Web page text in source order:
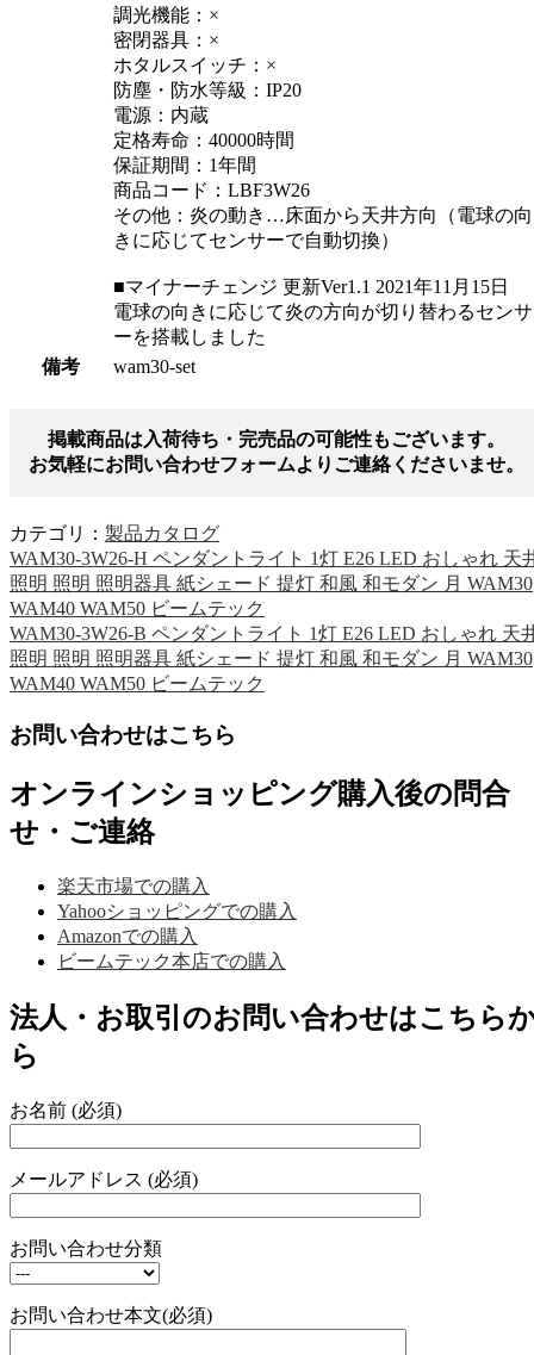
調光機能：×
密閉器具：×
ホタルスイッチ：×
防塵・防水等級：IP20
電源：内蔵
定格寿命：40000時間
保証期間：1年間
商品コード：LBF3W26
その他：炎の動き…床面から天井方向（電球の向
きに応じてセンサーで自動切換）
■マイナーチェンジ 更新Ver1.1 2021年11月15日
電球の向きに応じて炎の方向が切り替わるセンサ
ーを搭載しました
備考
wam30-set
掲載商品は入荷待ち・完売品の可能性もございます。
お気軽にお問い合わせフォームよりご連絡くださいませ。
カテゴリ： 製品カタログ
WAM30-3W26-H ペンダントライト 1灯 E26 LED おしゃれ 天
照明 照明 照明器具 紙シェード 提灯 和風 和モダン 月 WAM30
WAM40 WAM50 ビームテック
WAM30-3W26-B ペンダントライト 1灯 E26 LED おしゃれ 天
照明 照明 照明器具 紙シェード 提灯 和風 和モダン 月 WAM30
WAM40 WAM50 ビームテック
お問い合わせはこちら
オンラインショッピング購入後の問合
せ・ご連絡
楽天市場での購入
Yahooショッピングでの購入
Amazonでの購入
ビームテック本店での購入
法人・お取引のお問い合わせはこちら
ら
お名前 (必須)
メールアドレス (必須)
お問い合わせ分類
お問い合わせ本文(必須)